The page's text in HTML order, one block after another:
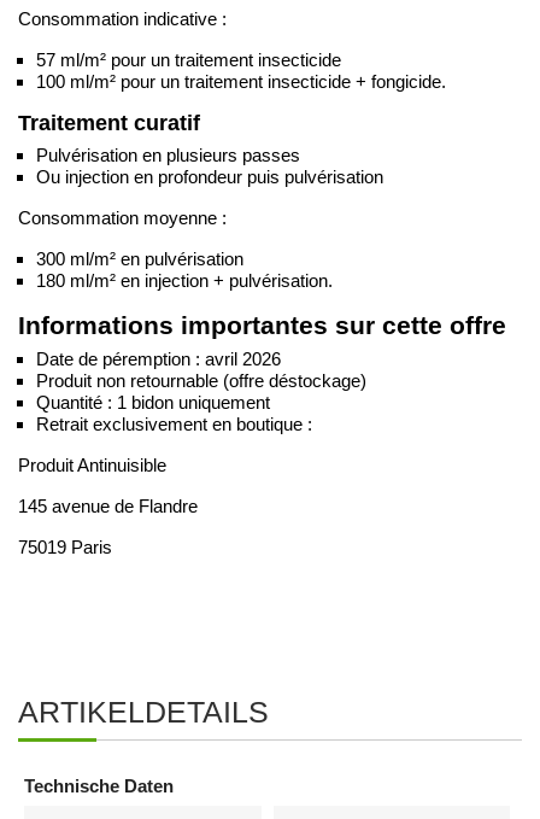
Consommation indicative :
57 ml/m² pour un traitement insecticide
100 ml/m² pour un traitement insecticide + fongicide.
Traitement curatif
Pulvérisation en plusieurs passes
Ou injection en profondeur puis pulvérisation
Consommation moyenne :
300 ml/m² en pulvérisation
180 ml/m² en injection + pulvérisation.
Informations importantes sur cette offre
Date de péremption : avril 2026
Produit non retournable (offre déstockage)
Quantité : 1 bidon uniquement
Retrait exclusivement en boutique :
Produit Antinuisible
145 avenue de Flandre
75019 Paris
ARTIKELDETAILS
Technische Daten